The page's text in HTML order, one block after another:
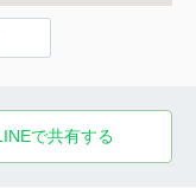
で共有する